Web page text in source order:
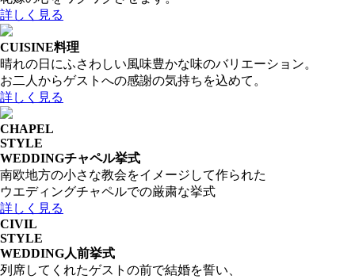
詳しく見る
CUISINE料理
晴れの日にふさわしい風味豊かな味のバリエーション。
お二人からゲストへの感謝の気持ちを込めて。
詳しく見る
CHAPEL
STYLE
WEDDINGチャペル挙式
南欧地方の小さな教会をイメージして作られた
ウエディングチャペルでの厳粛な挙式
詳しく見る
CIVIL
STYLE
WEDDING人前挙式
列席してくれたゲストの前で結婚を誓い、